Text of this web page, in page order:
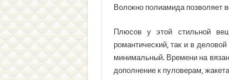
Волокно полиамида позволяет
Плюсов у этой стильной
романтический, так и в
минимальный. Времени на
дополнение к пуловерам,